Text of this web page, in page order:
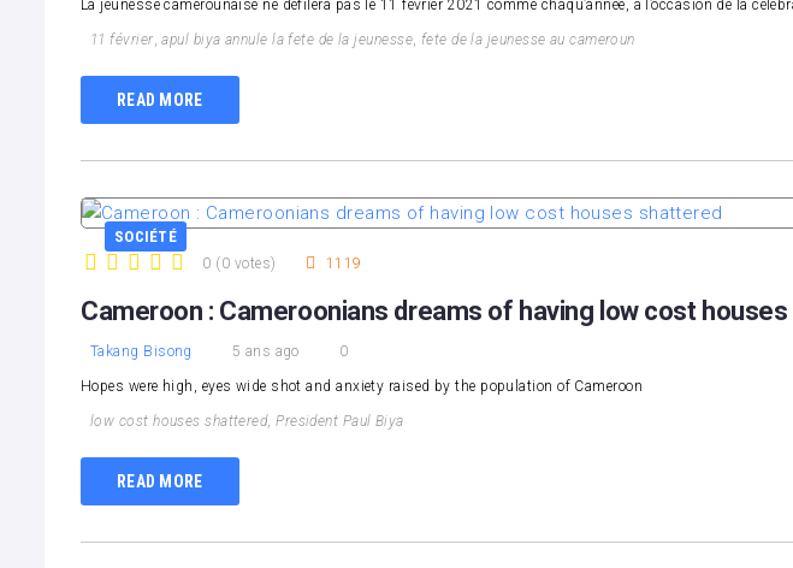
La jeunesse camerounaise ne défilera pas le 11 février 2021 comme chaqu’année, à l’occasion de la
11 février,apul biya annule la fete de la jeunesse, fete de la jeunesse au cameroun
READ MORE
SOCIÉTÉ
0 ( 0 votes) 1119
Cameroon : Cameroonians dreams of having low cost
Takang Bisong 5 ans ago 0
Hopes were high, eyes wide shot and anxiety raised by the population of Cameroon
low cost houses shattered,President Paul Biya
READ MORE